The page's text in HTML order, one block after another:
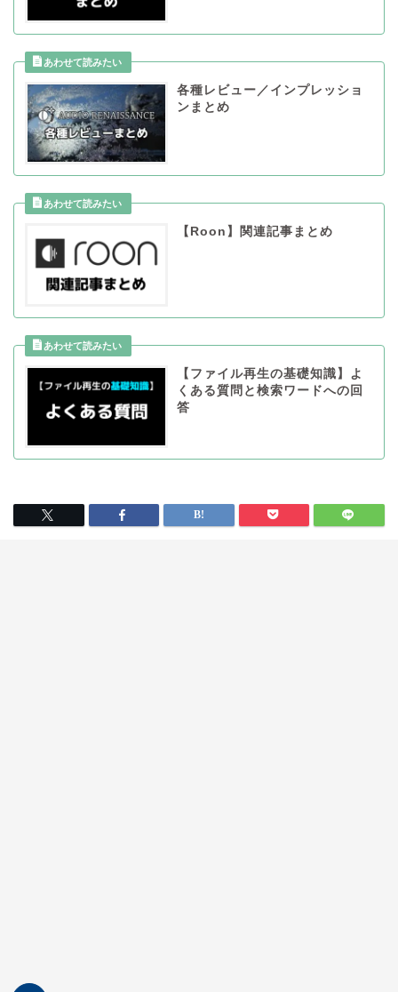
各種レビュー／インプレッショ
ンまとめ
【Roon】関連記事まとめ
【ファイル再生の基礎知識】よ
くある質問と検索ワードへの回
答